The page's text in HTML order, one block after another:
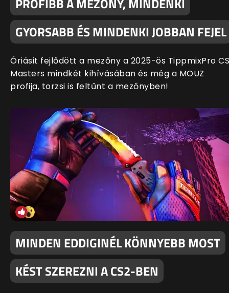
PROFIBB A MEZŐNY, MINDENKI
GYORSABB ÉS MINDENKI JOBBAN FEJEL
Óriásit fejlődött a mezőny a 2025-ös TippmixPro
Masters mindkét kihívásában és még a MOUZ
profija, torzsi is feltűnt a mezőnyben!
MINDEN EDDIGINÉL KÖNNYEBB MOST
KÉST SZEREZNI A CS2-BEN